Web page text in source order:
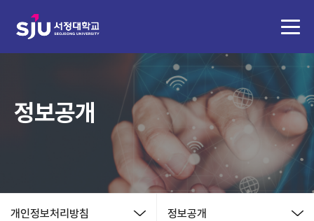
정보공개
개인정보처리방침 정보공개